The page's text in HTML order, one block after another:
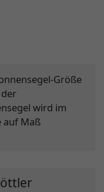
Größe
wird im
auf Maß